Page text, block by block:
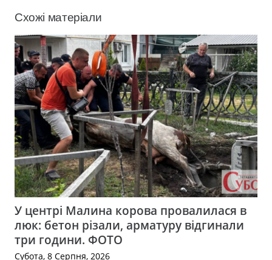
Схожі матеріали
У центрі Малина корова провалилася в
люк: бетон різали, арматуру відгинали
три години. ФОТО
Субота, 8 Серпня, 2026